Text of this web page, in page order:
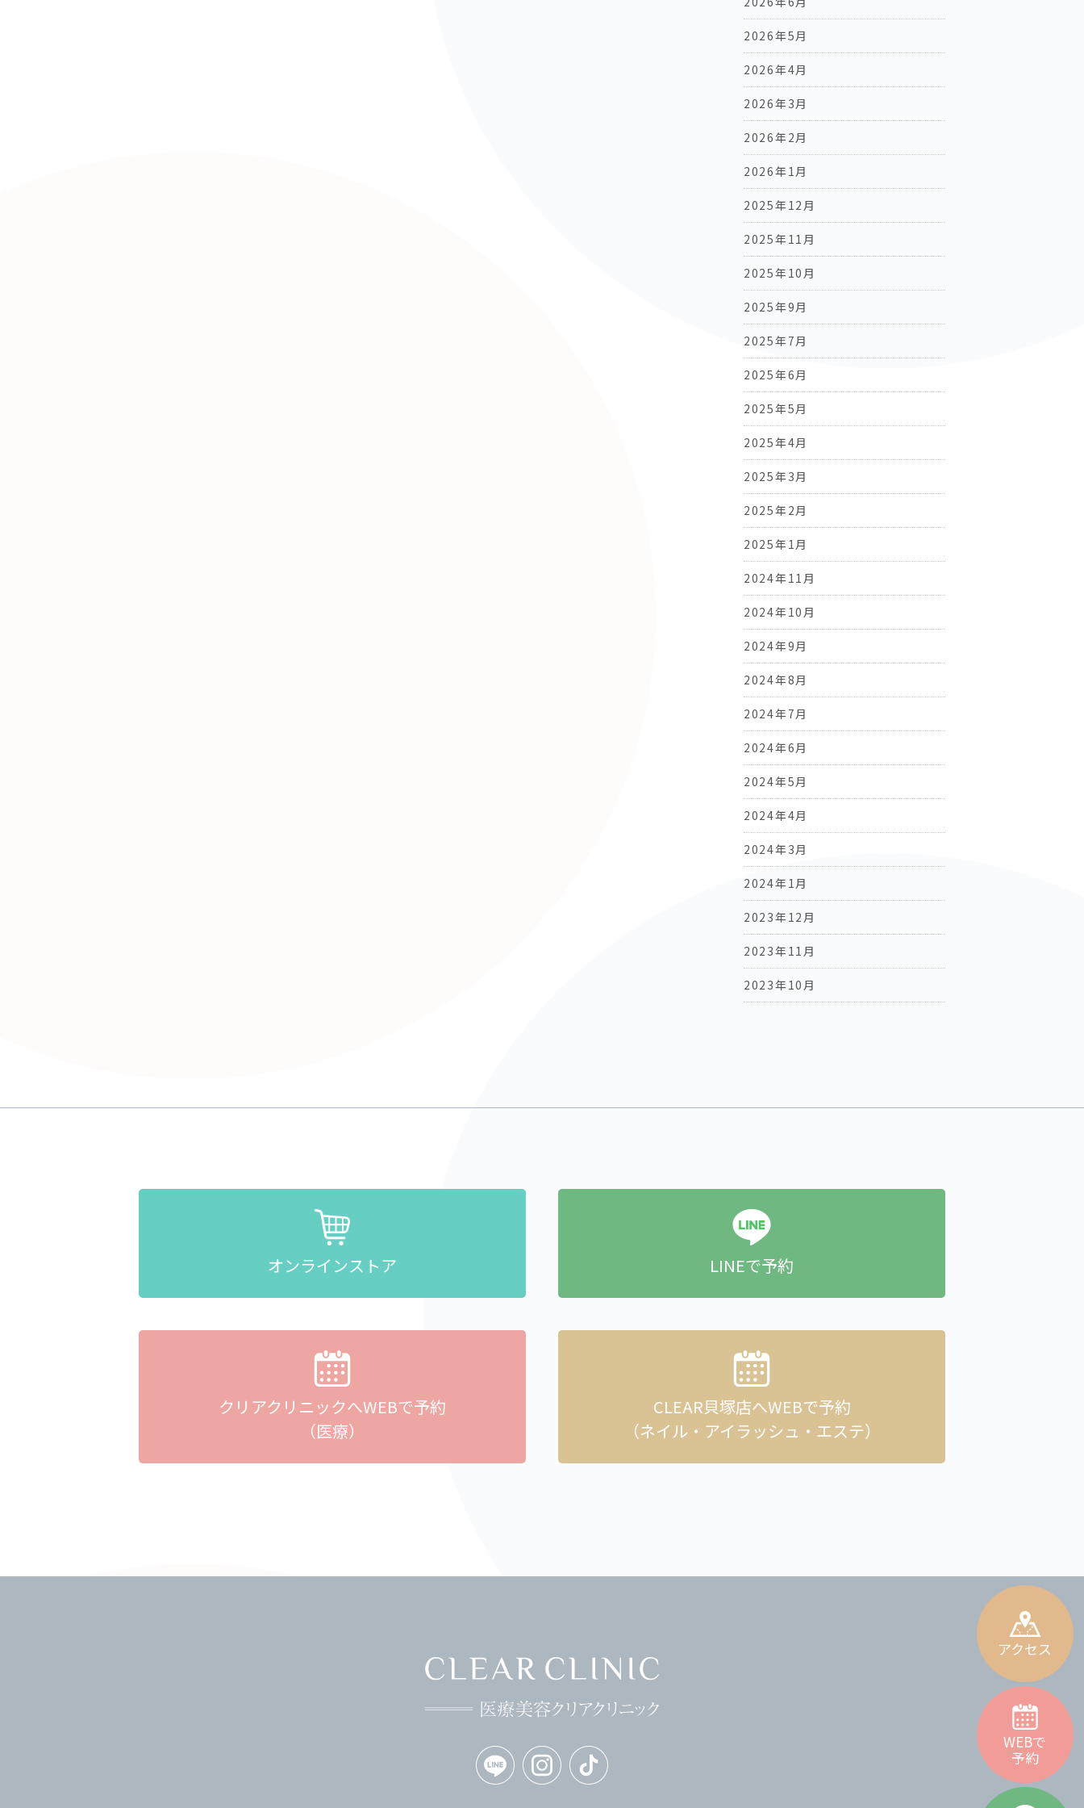
アクセス
WEBで
予約
2026年5月
2026年4月
2026年3月
2026年2月
2026年1月
2025年12月
2025年11月
2025年10月
2025年9月
2025年7月
2025年6月
2025年5月
2025年4月
2025年3月
2025年2月
2025年1月
2024年11月
2024年10月
2024年9月
2024年8月
2024年7月
2024年6月
2024年5月
2024年4月
2024年3月
2024年1月
2023年12月
2023年11月
2023年10月
オンラインストア LINEで予約
クリアクリニックへWEBで予約
（医療）
CLEAR貝塚店へWEBで予約
（ネイル・アイラッシュ・エステ）